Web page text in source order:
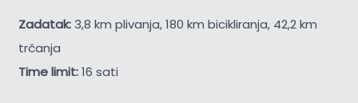
Zadatak:3,8 km plivanja, 180 km bicikliranja, 42,2 km
trčanja
Time limit:16 sati